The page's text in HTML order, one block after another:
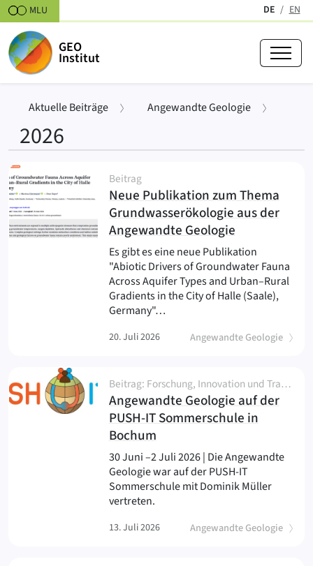
Zum Inhalt springen DE
(aktiv)
EN
MLU
GEO
Institut
Aktuelle Beiträge Angewandte Geologie
2026
Beiträge
Neue Publikation zum Thema
Grundwasserökologie aus der
Angewandte Geologie(
Beitrag
Angewandte Geologie
)
Es gibt es eine neue Publikation
"Abiotic Drivers of Groundwater Fauna
Across Aquifer Types and Urban–Rural
Gradients in the City of Halle (Saale),
Germany"…
20. Juli 2026
Angewandte Geologie auf der
PUSH-IT Sommerschule in
Bochum(
Beitrag: Forschung, Innovation und Transfer, Netzwerk und Partnerschaft, Seminar, Workshop
Angewandte Geologie
)
30 Juni –2 Juli 2026 | Die Angewandte
Geologie war auf der PUSH-IT
Sommerschule mit Dominik Müller
vertreten.
13. Juli 2026